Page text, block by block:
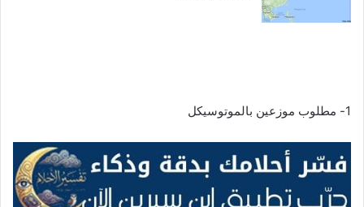
1- مطلوب موزعين بالموتوسيكل